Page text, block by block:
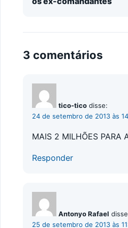
3 comentários
tico-tico disse:
24 de setembro de 2013 às
MAIS 2 MILHÕES PARA
Responder
Antonyo Rafael
25 de setembro de 2013 às